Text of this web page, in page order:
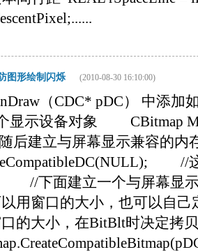
图形绘制闪烁 (2010-08-30 16:10:00)
（CDC* pDC） 中添加
显示设备对象 CBitmap
建立与屏幕显示兼容的
//
//下面建立一个与屏幕显示
用窗口的大小，也可以自
的大小，在BitBlt时决定拷